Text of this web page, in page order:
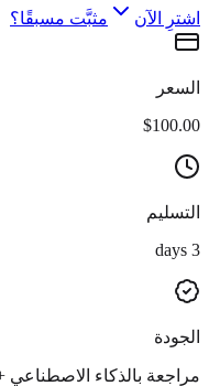
اشترِ الآن مثبَّت مسبقًا؟
السعر
$100.00
التسليم
3 days
الجودة
مراجعة بالذكاء